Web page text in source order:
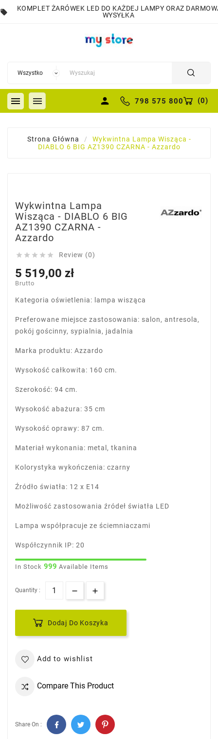
local_offer
KOMPLET ŻARÓWEK LED DO KAŻDEJ LAMPY ORAZ
WYSYŁKA
  person 798 575 800 (0)
Strona Główna
Wykwintna Lampa Wisząca -
DIABLO 6 BIG AZ1390 CZARNA - Azzardo
Wykwintna Lampa
Wisząca - DIABLO 6 BIG
AZ1390 CZARNA -
Azzardo
     Review (0)
5 519,00 zł
Brutto
Kategoria oświetlenia: lampa wisząca
Preferowane miejsce zastosowania: salon, antresola,
pokój gościnny, sypialnia, jadalnia
Marka produktu: Azzardo
Wysokość całkowita: 160 cm.
Szerokość: 94 cm.
Wysokość abażura: 35 cm
Wysokość oprawy: 87 cm.
Materiał wykonania: metal, tkanina
Kolorystyka wykończenia: czarny
Źródło światła: 12 x E14
Możliwość zastosowania źródeł światła LED
Lampa współpracuje ze ściemniaczami
Współczynnik IP: 20
In Stock 999 Available Items
Quantity :
Dodaj Do Koszyka
Add to wishlist
Compare This Product
Share On :